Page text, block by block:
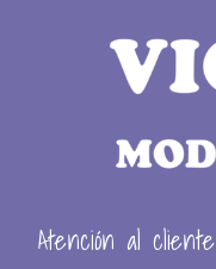
Atención al cliente